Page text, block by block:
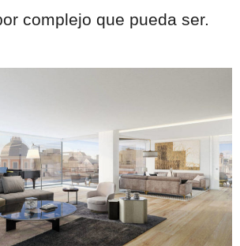
complejo que pueda ser.